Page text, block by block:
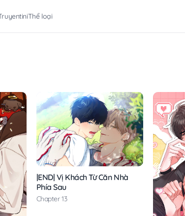
Thể loại
|END| Vị Khách Từ Căn Nhà
Phía Sau
Chapter 13